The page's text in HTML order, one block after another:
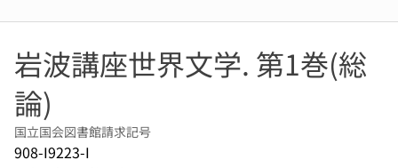
岩波講座世界文学. 第1巻(総
論)
国立国会図書館請求記号
908-I9223-I